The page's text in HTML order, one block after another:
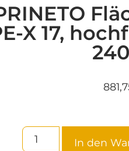
X 17,
In den